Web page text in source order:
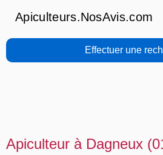
Apiculteurs.NosAvis.com
Effectuer une
Apiculteur à Dagneux